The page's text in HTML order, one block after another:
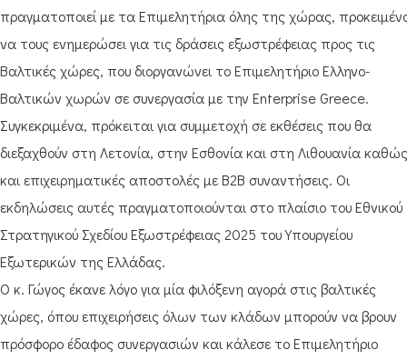
πραγματοποιεί με τα Eπιμελητήρια όλης της χώρας,
να τους ενημερώσει για τις δράσεις εξωστρέφειας προς τις
Βαλτικές χώρες, που διοργανώνει το Επιμελητήριο Ελληνο-
Βαλτικών χωρών σε συνεργασία με την Enterprise Greece.
Συγκεκριμένα, πρόκειται για συμμετοχή σε εκθέσεις που θα
διεξαχθούν στη Λετονία, στην Εσθονία και στη Λιθουανία καθώς
και επιχειρηματικές αποστολές με B2B συναντήσεις. Οι
εκδηλώσεις αυτές πραγματοποιούνται στο πλαίσιο του Εθνικού
Στρατηγικού Σχεδίου Εξωστρέφειας 2025 του Υπουργείου
Εξωτερικών της Ελλάδας.
Ο κ. Γώγος έκανε λόγο για μία φιλόξενη αγορά στις βαλτικές
χώρες, όπου επιχειρήσεις όλων των κλάδων μπορούν να βρουν
πρόσφορο έδαφος συνεργασιών και κάλεσε το Επιμελητήριο